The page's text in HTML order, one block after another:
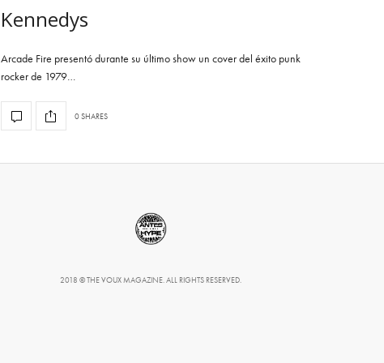
Kennedys
Arcade Fire presentó durante su último show un cover del éxito punk
rocker de 1979…
0 SHARES
2018 © THE VOUX MAGAZINE. ALL RIGHTS RESERVED.